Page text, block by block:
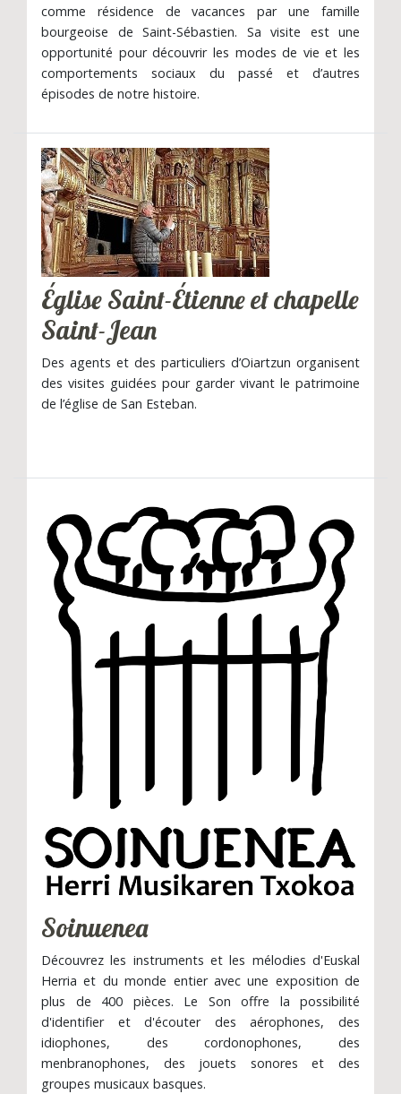
comme résidence de vacances par une famille
bourgeoise de Saint-Sébastien. Sa visite est une
opportunité pour découvrir les modes de vie et les
comportements sociaux du passé et d’autres
épisodes de notre histoire.
Église Saint-Étienne et chapelle
Saint-Jean
Des agents et des particuliers d’Oiartzun organisent
des visites guidées pour garder vivant le patrimoine
de l’église de San Esteban.
Soinuenea
Découvrez les instruments et les mélodies d'Euskal
Herria et du monde entier avec une exposition de
plus de 400 pièces. Le Son offre la possibilité
d'identifier et d'écouter des aérophones, des
idiophones, des cordonophones, des
menbranophones, des jouets sonores et des
groupes musicaux basques.